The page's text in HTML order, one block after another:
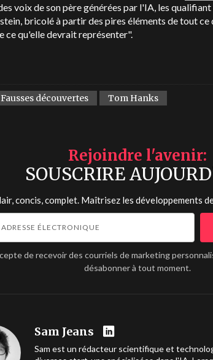
voix de son père générées par l'IA, les
bricolé à partir des pires éléments de tout ce
ce qu'elle devrait représenter".
Fausses découvertes Tom Hanks
Rejoindre l'avenir
SOUSCRIRE
concis, complet. Maîtrisez les développements
de recevoir des courriels de marketing
désabonner à tout moment.
Sam Jeans
Sam est un rédacteur scientifique et